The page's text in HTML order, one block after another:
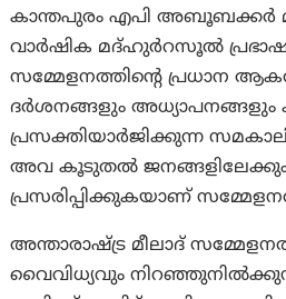
കാന്തപുരം എപി അബൂബക്കർ
വാർഷിക മദ്ഹുർറസൂൽ
സമ്മേളനത്തിന്റെ പ്രധാന
ദർശനങ്ങളും
പ്രസക്തിയാർജിക്കുന്ന
അവ കൂടുതൽ ജനങ്ങളിലേക്കും
പ്രസരിപ്പിക്കുകയാണ്
അന്താരാഷ്‌ട്ര മീലാദ്
വൈവിധ്യവും